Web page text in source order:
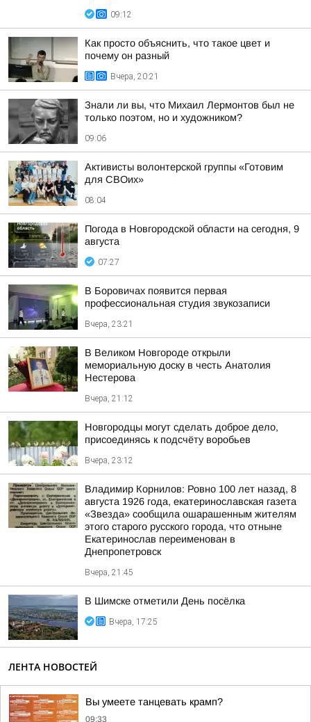
09:12
Как просто объяснить, что такое цвет и
почему он разный
Вчера, 20:21
Знали ли вы, что Михаил Лермонтов был не
только поэтом, но и художником?
09:06
Активисты волонтерской группы «Готовим
для СВОих»
08:04
Погода в Новгородской области на сегодня, 9
августа
07:27
В Боровичах появится первая
профессиональная студия звукозаписи
Вчера, 23:21
В Великом Новгороде открыли
мемориальную доску в честь Анатолия
Нестерова
Вчера, 21:12
Новгородцы могут сделать доброе дело,
присоединясь к подсчёту воробьев
Вчера, 23:12
Владимир Корнилов: Ровно 100 лет назад, 8
августа 1926 года, екатеринославская газета
«Звезда» сообщила ошарашенным жителям
этого старого русского города, что отныне
Екатеринослав переименован в
Днепропетровск
Вчера, 21:45
В Шимске отметили День посёлка
Вчера, 17:25
ЛЕНТА НОВОСТЕЙ
Вы умеете танцевать крамп?
09:33